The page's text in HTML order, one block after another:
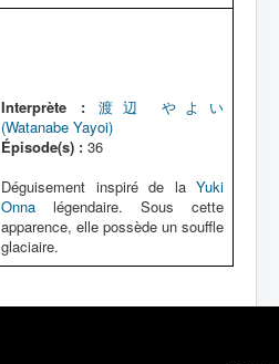
Interprète :
渡辺 やよい
(Watanabe Yayoi)
Épisode(s) : 36
Déguisement inspiré de la Yuki
Onna légendaire. Sous cette
apparence, elle possède un souffle
glaciaire.